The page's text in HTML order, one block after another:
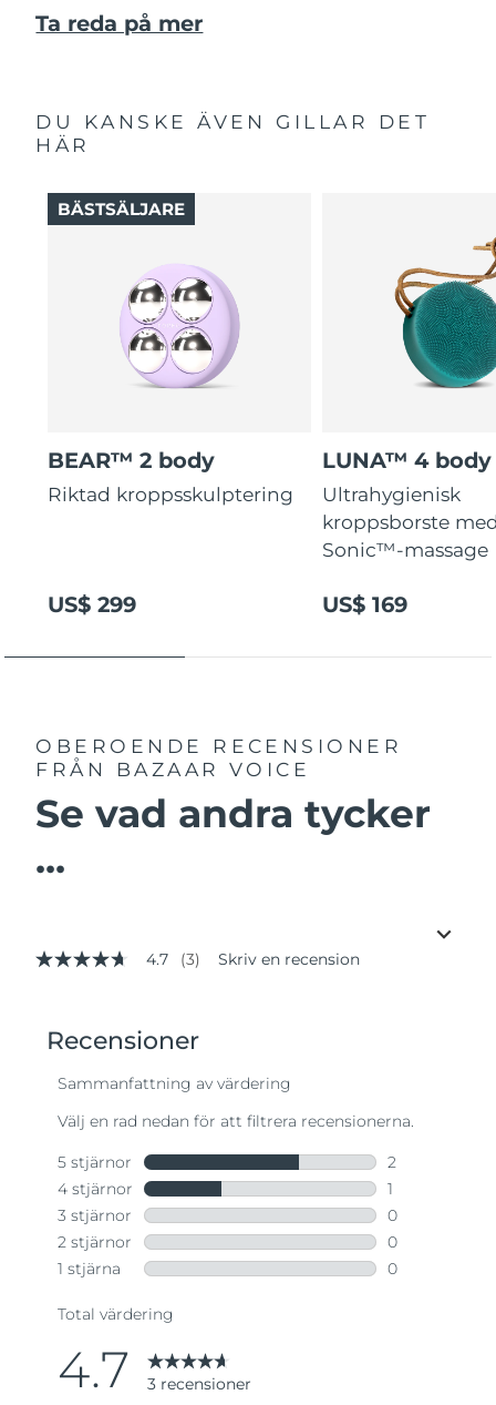
Ta reda på mer
DU KANSKE ÄVEN GILLAR DET
HÄR
BEAR™ 2 body
Riktad kroppsskulptering
US$ 299
BÄSTSÄLJARE
LUNA™ 4 body
Ultrahygienisk
kroppsborste
Sonic™-massage
US$ 169
OBEROENDE RECENSIONER
FRÅN BAZAAR VOICE
Se vad andra tycker
...
4.7
genomsnittligt
Read
Länk
samma
sida.
4.7 (3) Skriv en recension